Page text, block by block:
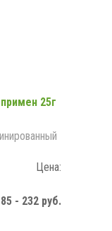
25г
Цена:
- 232 руб.